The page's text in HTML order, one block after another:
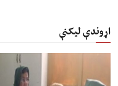
اړوندې لیکنې